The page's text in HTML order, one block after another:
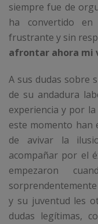
siempre fue de
ha convertido
frustrante y sin
afrontar ahora mi
A sus dudas sobre
de su andadura
experiencia y por
este momento han
de avivar la
acompañar por el
empezaron
y su juventud les
dudas legítimas,